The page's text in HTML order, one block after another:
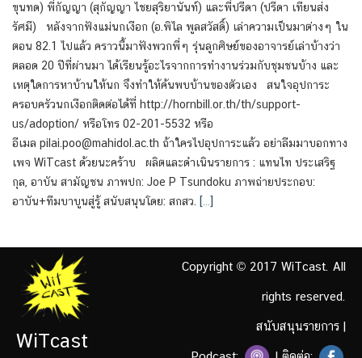
ขุนทด) พี่กัญญา (สุกัญญา ไชยสุริยานันท์) และพี่ปรีดา (ปรีดา เทียนส่ง
รัศมี) หลังจากฟังแม่นกเงือก (อ.พิไล พูลสวัสดิ์) เล่าความเป็นมาต่างๆ ใน
ตอน 82.1 ไปแล้ว คราวนี้มาฟังพวกพี่ๆ รุ่นลูกศิษย์ของอาจารย์เล่าบ้างว่า
ตลอด 20 ปีที่ผ่านมา ได้เรียนรู้อะไรจากการทำงานร่วมกับชุมชนบ้าง และ
เหตุใดการหาบ้านให้นก จึงทำให้ค้นพบบ้านของตัวเอง สนใจอุปการะ
ครอบครัวนกเงือกติดต่อได้ที่ http://hornbill.or.th/th/support-
us/adoption/ หรือโทร 02-201-5532 หรือ
อีเมล pilai.poo@mahidol.ac.th ถ้าใครไปอุปการะแล้ว อย่าลืมมาบอกทาง
เพจ WiTcast ด้วยนะคร้าบ ผลิตและดำเนินรายการ : แทนไท ประเสริฐ
กุล, อาบัน สามัญชน ภาพปก: Joe P Tsundoku ภาพถ่ายประกอบ:
อาบัน+ทีมบาบูนสู่รู้ สนับสนุนโดย: สกสว.
[…]
WiTcast
Copyright © 2017 WiTcast. All
rights reserved.
สนับสนุนรายการ |